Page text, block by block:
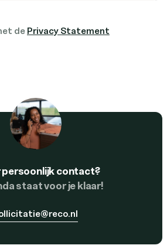
de Privacy Statement
persoonlijk contact?
staat voor je klaar!